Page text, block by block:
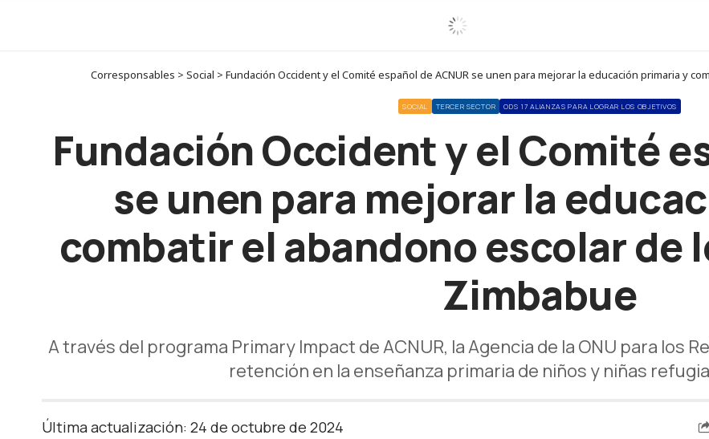
Corresponsables > Social > Fundación Occident y el Comité español de ACNUR se unen para mejorar la educación primaria y
SOCIAL TERCER SECTOR ODS 17 ALIANZAS PARA LOGRAR LOS OBJETIVOS
Fundación Occident y el Comité
se unen para mejorar la
combatir el abandono escolar de
Zimbabue
A través del programa Primary Impact de ACNUR, la Agencia de la ONU para los
retención en la enseñanza primaria de niños y niñas
Última actualización: 24 de octubre de 2024